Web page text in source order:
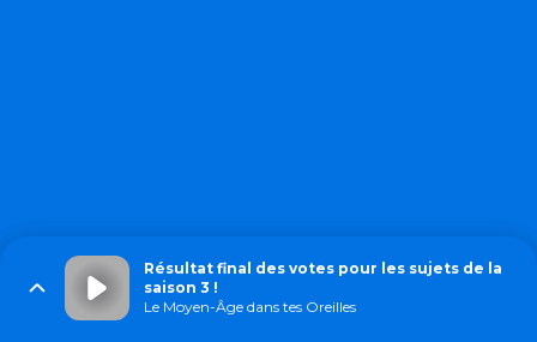
Résultat final des votes pour les sujets de la
saison 3 !
Le Moyen-Âge dans tes Oreilles